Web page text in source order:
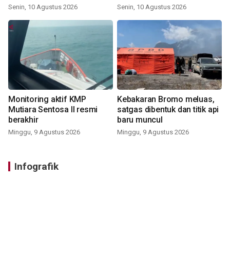
Senin, 10 Agustus 2026 Senin, 10 Agustus 2026
Monitoring aktif KMP
Mutiara Sentosa II resmi
berakhir
Minggu, 9 Agustus 2026
Kebakaran Bromo meluas,
satgas dibentuk dan titik api
baru muncul
Minggu, 9 Agustus 2026
Infografik